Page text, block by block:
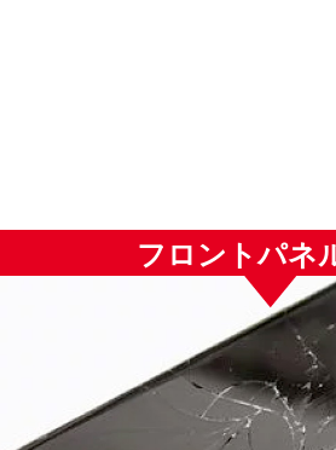
フロントパネ